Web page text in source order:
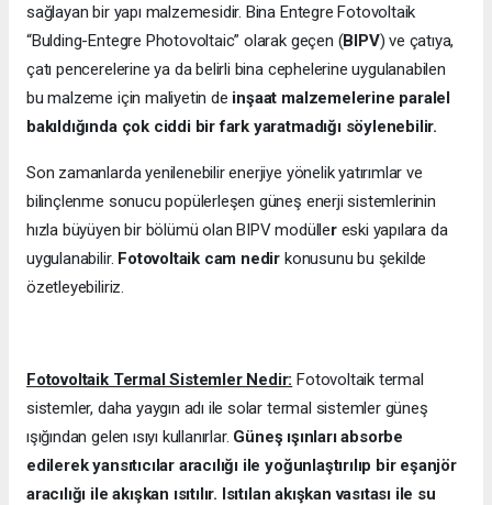
sağlayan bir yapı malzemesidir. Bina Entegre Fotovoltaik
“Bulding-Entegre Photovoltaic” olarak geçen (BIPV) ve çatıya,
çatı pencerelerine ya da belirli bina cephelerine uygulanabilen
bu malzeme için maliyetin de inşaat malzemelerine paralel
bakıldığında çok ciddi bir fark yaratmadığı söylenebilir.
Son zamanlarda yenilenebilir enerjiye yönelik yatırımlar ve
bilinçlenme sonucu popülerleşen güneş enerji sistemlerinin
hızla büyüyen bir bölümü olan BIPV modüller eski yapılara da
uygulanabilir. Fotovoltaik cam nedir konusunu bu şekilde
özetleyebiliriz.
Fotovoltaik Termal Sistemler Nedir: Fotovoltaik termal
sistemler, daha yaygın adı ile solar termal sistemler güneş
ışığından gelen ısıyı kullanırlar. Güneş ışınları absorbe
edilerek yansıtıcılar aracılığı ile yoğunlaştırılıp bir eşanjör
aracılığı ile akışkan ısıtılır. Isıtılan akışkan vasıtası ile su